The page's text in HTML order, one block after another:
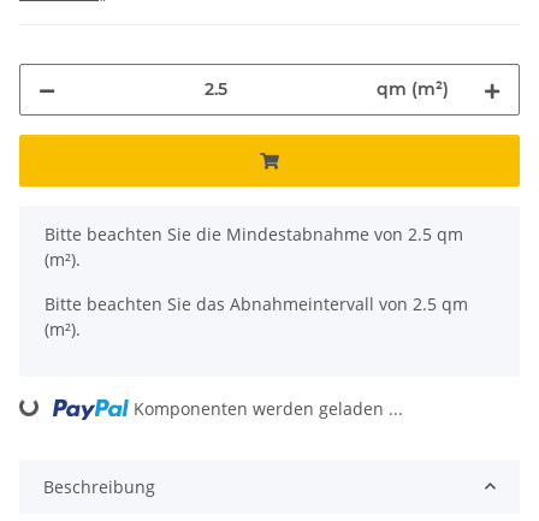
qm (m²)
x
Bitte beachten Sie die Mindestabnahme von 2.5 qm
(m²).
Bitte beachten Sie das Abnahmeintervall von 2.5 qm
(m²).
Loading... Komponenten werden geladen ...
Beschreibung